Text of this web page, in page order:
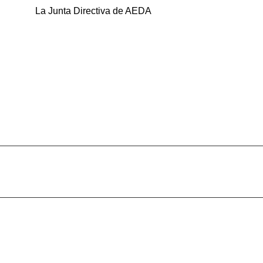
La Junta Directiva de AEDA